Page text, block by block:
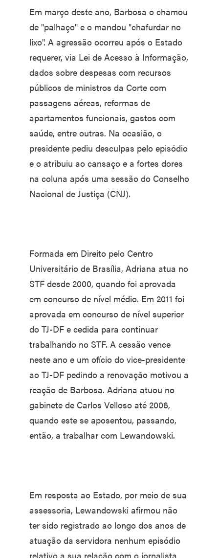
Em março deste ano, Barbosa o chamou
de "palhaço" e o mandou "chafurdar no
lixo". A agressão ocorreu após o Estado
requerer, via Lei de Acesso à Informação,
dados sobre despesas com recursos
públicos de ministros da Corte com
passagens aéreas, reformas de
apartamentos funcionais, gastos com
saúde, entre outras. Na ocasião, o
presidente pediu desculpas pelo episódio
e o atribuiu ao cansaço e a fortes dores
na coluna após uma sessão do Conselho
Nacional de Justiça (CNJ).
Formada em Direito pelo Centro
Universitário de Brasília, Adriana atua no
STF desde 2000, quando foi aprovada
em concurso de nível médio. Em 2011 foi
aprovada em concurso de nível superior
do TJ-DF e cedida para continuar
trabalhando no STF. A cessão vence
neste ano e um ofício do vice-presidente
ao TJ-DF pedindo a renovação motivou a
reação de Barbosa. Adriana atuou no
gabinete de Carlos Velloso até 2006,
quando este se aposentou, passando,
então, a trabalhar com Lewandowski.
Em resposta ao Estado, por meio de sua
assessoria, Lewandowski afirmou não
ter sido registrado ao longo dos anos de
atuação da servidora nenhum episódio
relativo a sua relação com o jornalista